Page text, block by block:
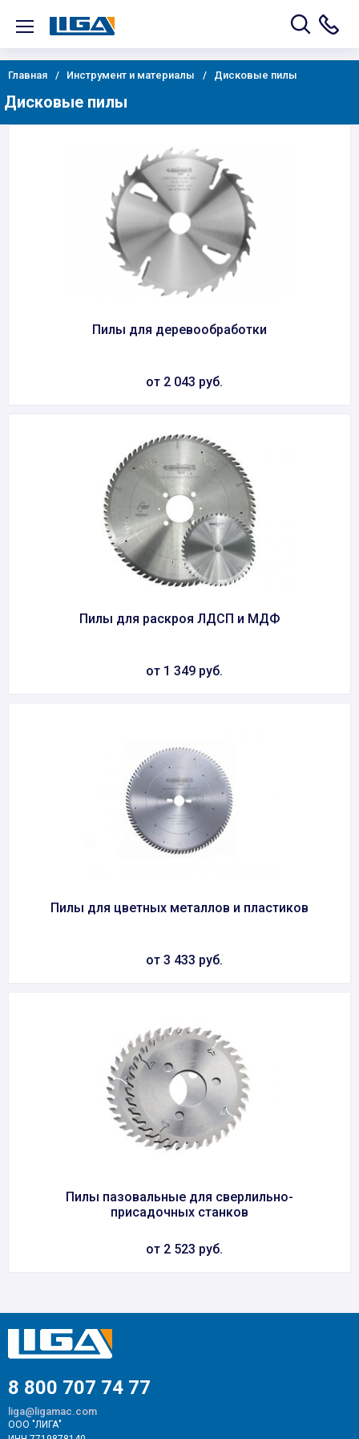
Главная Инструмент и материалы Дисковые пилы
Дисковые пилы
Пилы для деревообработки
от 2 043 руб.
Пилы для раскроя ЛДСП и МДФ
от 1 349 руб.
Пилы для цветных металлов и пластиков
от 3 433 руб.
Пилы пазовальные для сверлильно-
присадочных станков
от 2 523 руб.
8 800 707 74 77
liga@ligamac.com
ООО "ЛИГА"